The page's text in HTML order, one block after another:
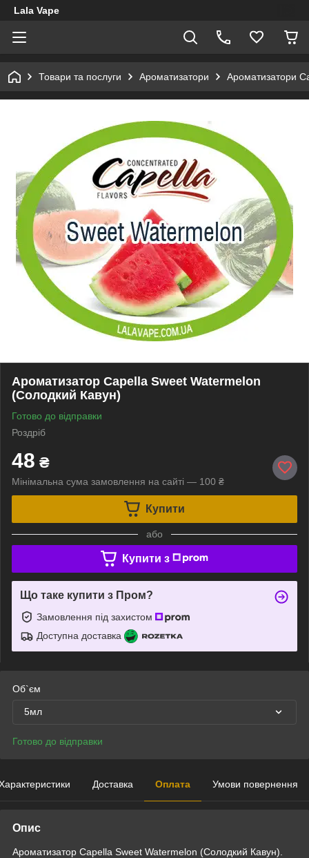
Lala Vape
Товари та послуги Ароматизатори Ароматизатори
Ароматизатор Capella Sweet Watermelon
(Солодкий Кавун)
Готово до відправки
Роздріб
48 ₴
Мінімальна сума замовлення на сайті — 100 ₴
Купити
або
Купити з
Що таке купити з Пром?
Замовлення під захистом
Доступна доставка
Об`єм
5мл
Готово до відправки
Доставка Оплата Умови повернення
Опис
Ароматизатор Capella Sweet Watermelon (Солодкий Кавун).